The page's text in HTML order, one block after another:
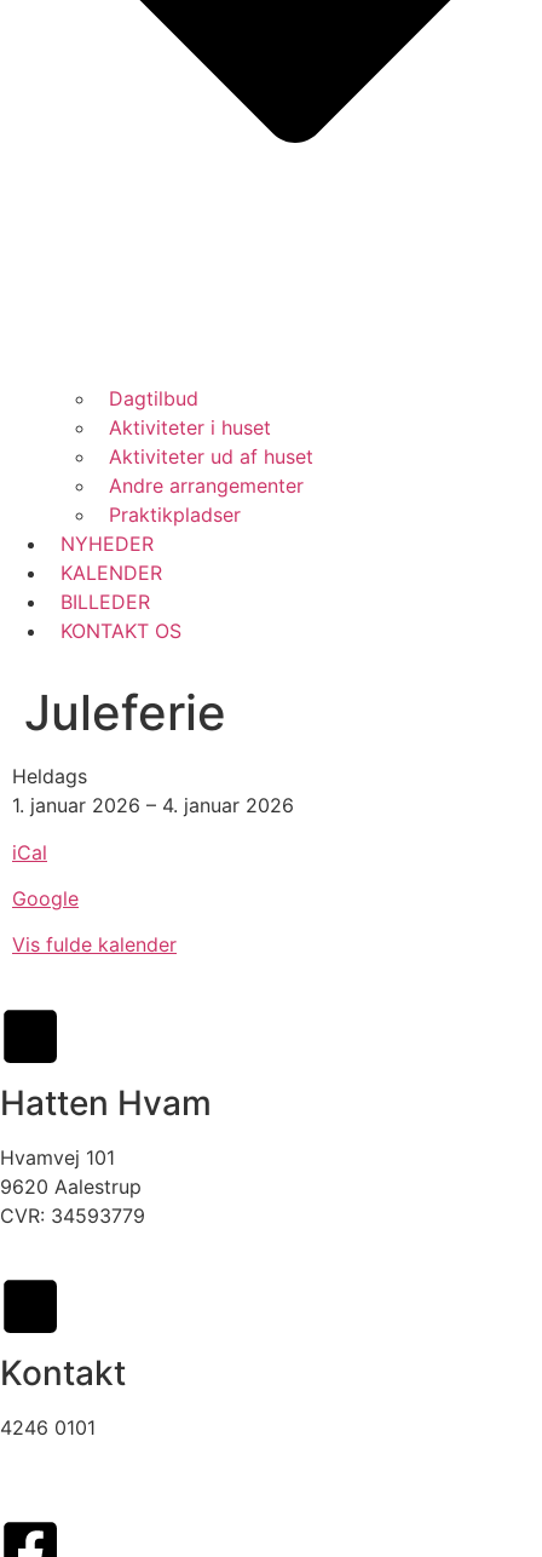
Dagtilbud
Aktiviteter i huset
Aktiviteter ud af huset
Andre arrangementer
Praktikpladser
NYHEDER
KALENDER
BILLEDER
KONTAKT OS
Juleferie
Heldags
1. januar 2026 – 4. januar 2026
iCal
Google
Vis fulde kalender
Hatten Hvam
Hvamvej 101
9620 Aalestrup
CVR: 34593779
Kontakt
4246 0101